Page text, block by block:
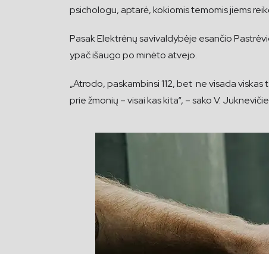
psichologu, aptarė, kokiomis temomis jiems
Pasak Elektrėnų savivaldybėje esančio
ypač išaugo po minėto atvejo.
„Atrodo, paskambinsi 112, bet ne visada
prie žmonių – visai kas kita“, – sako V.